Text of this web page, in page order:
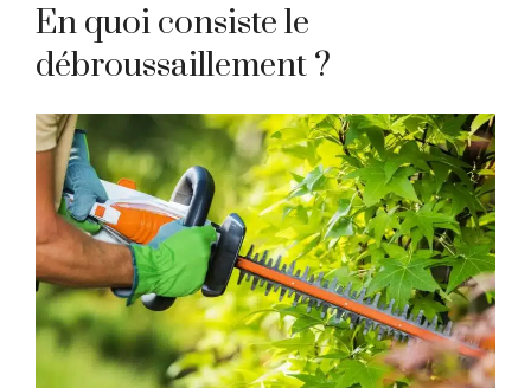
En quoi consiste le
débroussaillement ?